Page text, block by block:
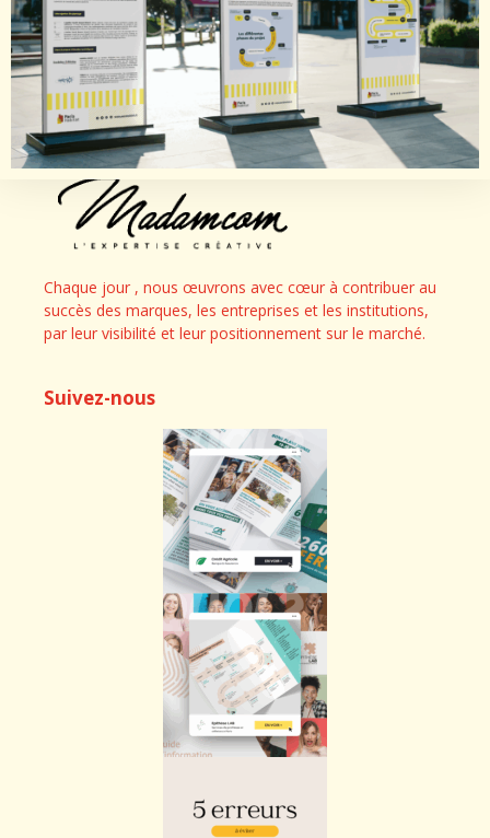
Chaque jour , nous œuvrons avec cœur à contribuer au
succès des marques, les entreprises et les institutions,
par leur visibilité et leur positionnement sur le marché.
Suivez-nous